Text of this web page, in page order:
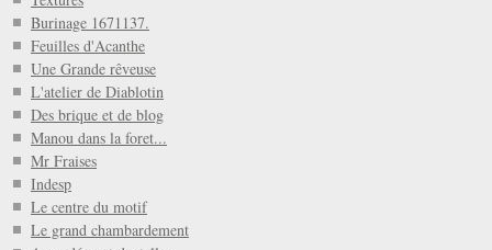
Burinage 1671137.
Feuilles d'Acanthe
Une Grande rêveuse
L'atelier de Diablotin
Des brique et de blog
Manou dans la foret...
Mr Fraises
Indesp
Le centre du motif
Le grand chambardement